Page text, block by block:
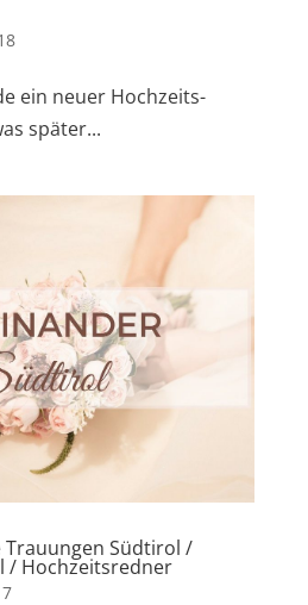
ein neuer Hochzeits-
später...
Trauungen Südtirol /
/ Hochzeitsredner